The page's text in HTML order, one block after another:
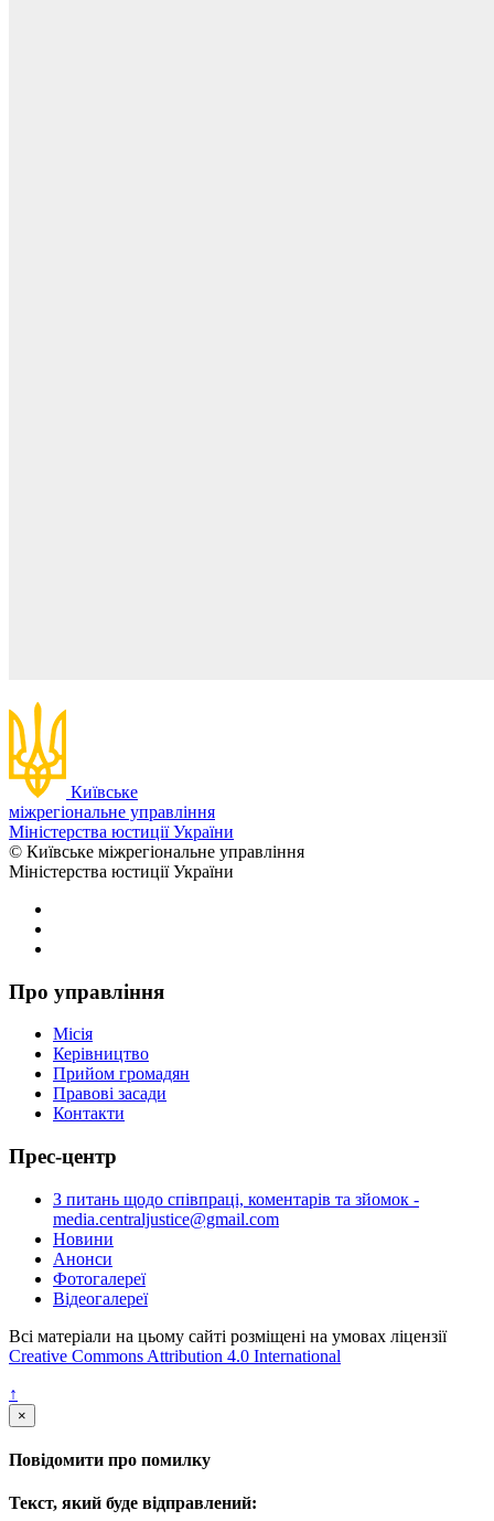
Київське
міжрегіональне управління
Міністерства юстиції України
© Київське міжрегіональне управління
Міністерства юстиції України
Про управління
Місія
Керівництво
Прийом громадян
Правові засади
Контакти
Прес-центр
З питань щодо співпраці, коментарів та зйомок -
media.centraljustice@gmail.com
Новини
Анонси
Фотогалереї
Відеогалереї
Всі матеріали на цьому сайті розміщені на умовах ліцензії
Creative Commons Attribution 4.0 International
↑
×
Повідомити про помилку
Текст, який буде відправлений: